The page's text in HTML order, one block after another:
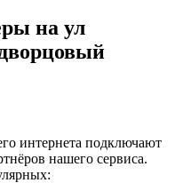
на ул
интернета подключают
нашего сервиса.